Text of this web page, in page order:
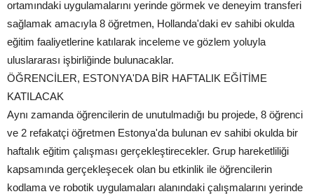
ortamındaki uygulamalarını yerinde görmek ve deneyim transferi
sağlamak amacıyla 8 öğretmen, Hollanda'daki ev sahibi okulda
eğitim faaliyetlerine katılarak inceleme ve gözlem yoluyla
uluslararası işbirliğinde bulunacaklar.
ÖĞRENCİLER, ESTONYA'DA BİR HAFTALIK EĞİTİME
KATILACAK
Aynı zamanda öğrencilerin de unutulmadığı bu projede, 8 öğrenci
ve 2 refakatçi öğretmen Estonya'da bulunan ev sahibi okulda bir
haftalık eğitim çalışması gerçekleştirecekler. Grup hareketliliği
kapsamında gerçekleşecek olan bu etkinlik ile öğrencilerin
kodlama ve robotik uygulamaları alanındaki çalışmalarını yerinde